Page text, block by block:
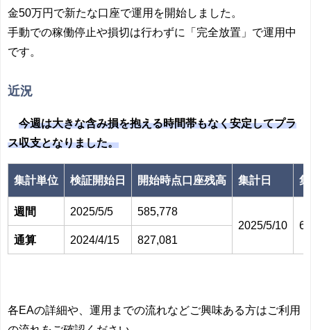
金50万円で新たな口座で運用を開始しました。
手動での稼働停止や損切は行わずに「完全放置」で運用中
です。
近況
今週は大きな含み損を抱える時間帯もなく安定してプラ
ス収支となりました。
集計単位 検証開始日 開始時点口座残高 集計日
週間 2025/5/5
585,778
2025/5/10
通算
2024/4/15 827,081
各EAの詳細や、運用までの流れなどご興味ある方はご利用